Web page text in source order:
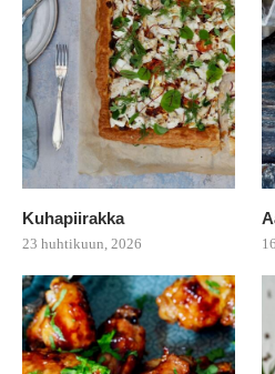
Kuhapiirakka
23 huhtikuun, 2026